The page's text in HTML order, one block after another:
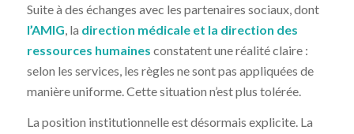
Suite à des échanges avec les partenaires sociaux, dont
l’AMIG , la direction médicale et la direction des
ressources humaines constatent une réalité claire :
selon les services, les règles ne sont pas appliquées de
manière uniforme. Cette situation n’est plus tolérée.
La position institutionnelle est désormais explicite. La